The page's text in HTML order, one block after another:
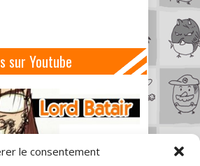
le consentement
sur Youtube